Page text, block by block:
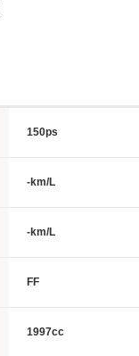
150ps
-km/L
-km/L
FF
1997cc